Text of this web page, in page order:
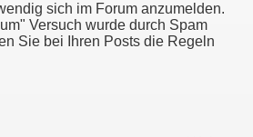
sich im Forum anzumelden.
Versuch wurde durch Spam
Sie bei Ihren Posts die Regeln